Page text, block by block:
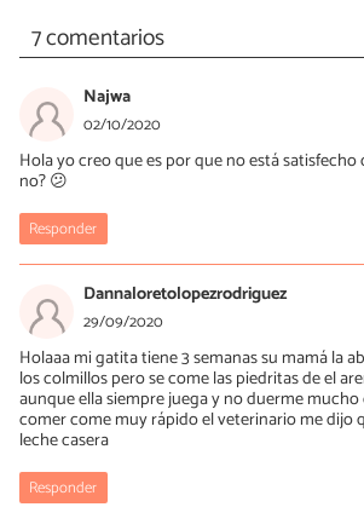
7 comentarios
Najwa
02/10/2020
Hola yo creo que es por que no está
no? 😕
Responder
Dannaloretolopezrodriguez
29/09/2020
Holaaa mi gatita tiene 3 semanas su mamá la
los colmillos pero se come las piedritas de el
aunque ella siempre juega y no duerme
comer come muy rápido el veterinario me dijo
leche casera
Responder